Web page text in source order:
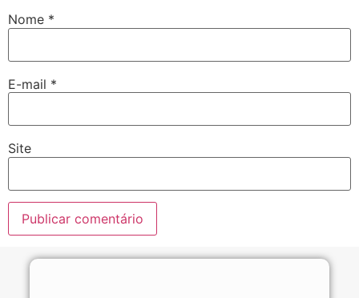
Nome *
E-mail *
Site